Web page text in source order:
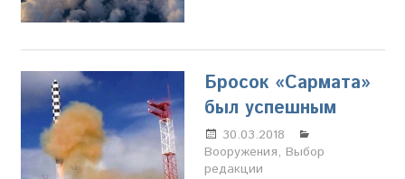
Бросок «Сармата»
был успешным
30.03.2018
Владыкин
Вооружения, Выбор
редакции